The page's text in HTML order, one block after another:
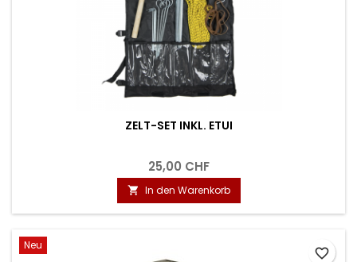
ZELT-SET INKL. ETUI
25,00 CHF
 In den Warenkorb
Neu
favorite_border